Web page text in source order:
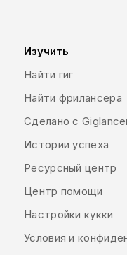
Изучить
Найти гиг
Найти фрилансера
Сделано с
Истории успеха
Ресурсный центр
Центр помощи
Настройки кукки
Условия и